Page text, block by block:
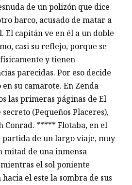
de un polizón que dice
barco, acusado de matar a
El capitán ve en él a un doble
casi su reflejo, porque se
y tienen
parecidas. Por eso decide
su camarote. En Zenda
las primeras páginas de El
(Pequeños Placeres),
Conrad. ***** Flotaba, en el
partida de un largo viaje, muy
mitad de una inmensa
el sol poniente
el este la sombra de sus